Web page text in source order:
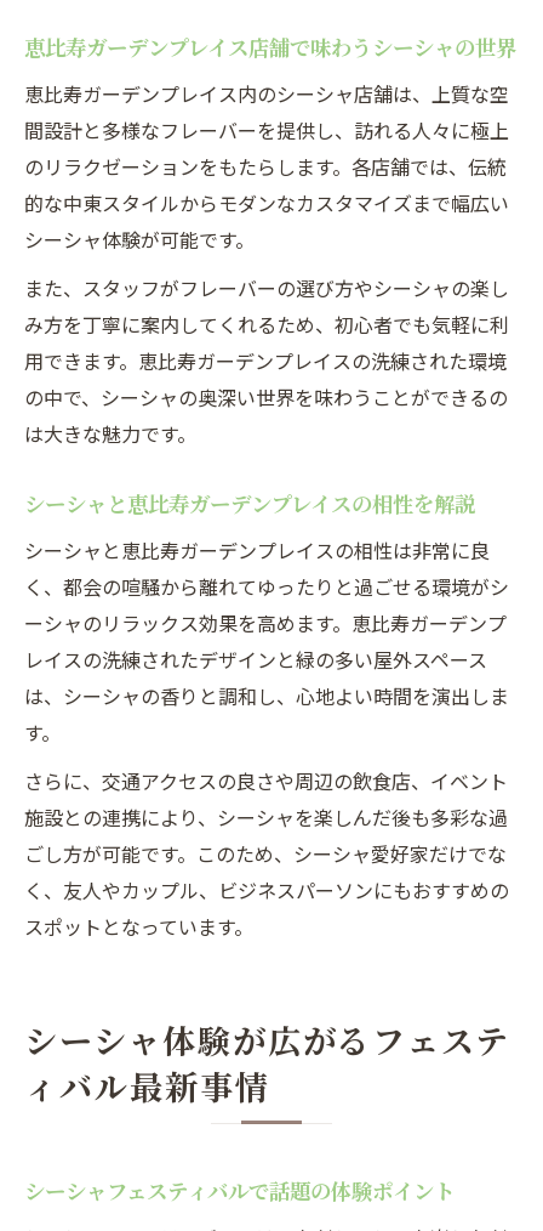
ーシャ事情
シーシャが生む恵比寿ガーデンプレイスの
交流空間
シーシャと恵比寿ガーデンプレイス買い物
の新習慣
フェスティバルで交流深めるシーシャの楽しみ
方
シーシャでつながる恵比寿ガーデンプレイ
スの交流術
恵比寿ガーデンプレイス店舗活用でシーシ
ャを満喫
恵比寿イベント今日で叶うシーシャ交流の
シーシャフェスティバルで深まる恵比寿の
恵比寿ガーデンプレイス買い物とシーシャ
交流体験
恵比寿ガーデンプレイス店舗で味わうシーシャの世界
恵比寿ガーデンプレイス内のシーシャ店舗は、上質な空
間設計と多様なフレーバーを提供し、訪れる人々に極上
のリラクゼーションをもたらします。各店舗では、伝統
的な中東スタイルからモダンなカスタマイズまで幅広い
シーシャ体験が可能です。
また、スタッフがフレーバーの選び方やシーシャの楽し
み方を丁寧に案内してくれるため、初心者でも気軽に利
用できます。恵比寿ガーデンプレイスの洗練された環境
の中で、シーシャの奥深い世界を味わうことができるの
は大きな魅力です。
シーシャと恵比寿ガーデンプレイスの相性を解説
シーシャと恵比寿ガーデンプレイスの相性は非常に良
く、都会の喧騒から離れてゆったりと過ごせる環境がシ
ーシャのリラックス効果を高めます。恵比寿ガーデンプ
レイスの洗練されたデザインと緑の多い屋外スペース
は、シーシャの香りと調和し、心地よい時間を演出しま
す。
さらに、交通アクセスの良さや周辺の飲食店、イベント
施設との連携により、シーシャを楽しんだ後も多彩な過
ごし方が可能です。このため、シーシャ愛好家だけでな
く、友人やカップル、ビジネスパーソンにもおすすめの
スポットとなっています。
シーシャ体験が広がるフェステ
ィバル最新事情
シーシャフェスティバルで話題の体験ポイント